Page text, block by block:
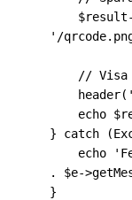
'/
} catch
. $e-
}